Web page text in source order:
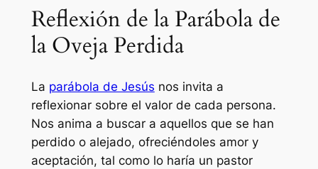
Reflexión de la Parábola de
la Oveja Perdida
La parábola de Jesús nos invita a
reflexionar sobre el valor de cada persona.
Nos anima a buscar a aquellos que se han
perdido o alejado, ofreciéndoles amor y
aceptación, tal como lo haría un pastor